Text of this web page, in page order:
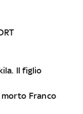
Il figlio
morto Franco